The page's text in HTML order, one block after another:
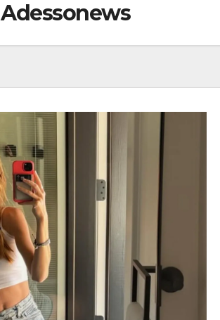
Adessonews